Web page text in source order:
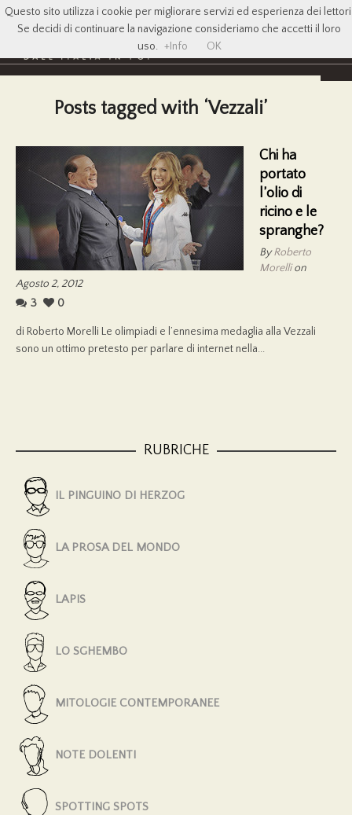
Posts tagged with ‘Vezzali’
Chi ha
portato
l’olio di
ricino e le
spranghe?
ByRoberto
Morellion
Agosto 2, 2012
3
0
di Roberto Morelli Le olimpiadi e l’ennesima medaglia alla Vezzali
sono un ottimo pretesto per parlare di internet nella...
RUBRICHE
IL PINGUINO DI HERZOG
LA PROSA DEL MONDO
LAPIS
LO SGHEMBO
MITOLOGIE CONTEMPORANEE
NOTE DOLENTI
SPOTTING SPOTS
Questo sito utilizza i cookie per migliorare servizi ed esperienza dei
Se decidi di continuare la navigazione consideriamo che accetti il loro
uso. +Info OK